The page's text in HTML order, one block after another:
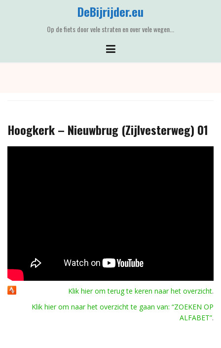
DeBijrijder.eu
Op de fiets door vele straten en over vele wegen...
Hoogkerk – Nieuwbrug (Zijlvesterweg) 01
Klik hier om terug te keren naar het overzicht.
Klik hier om naar het overzicht te gaan van: “ZOEKEN OP
ALFABET”.